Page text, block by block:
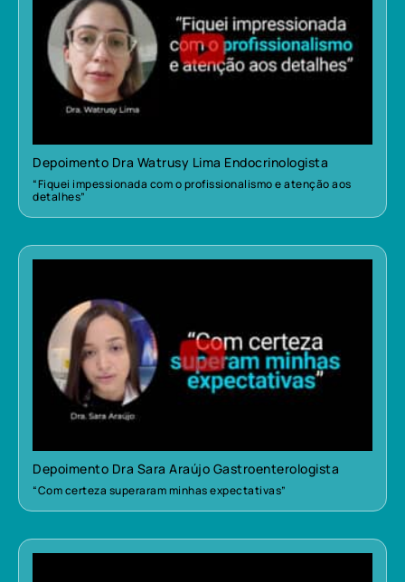
Depoimento Dra Watrusy Lima Endocrinologista
“Fiquei impessionada com o profissionalismo e atenção aos
detalhes”
Depoimento Dra Sara Araújo Gastroenterologista
“Com certeza superaram minhas expectativas”